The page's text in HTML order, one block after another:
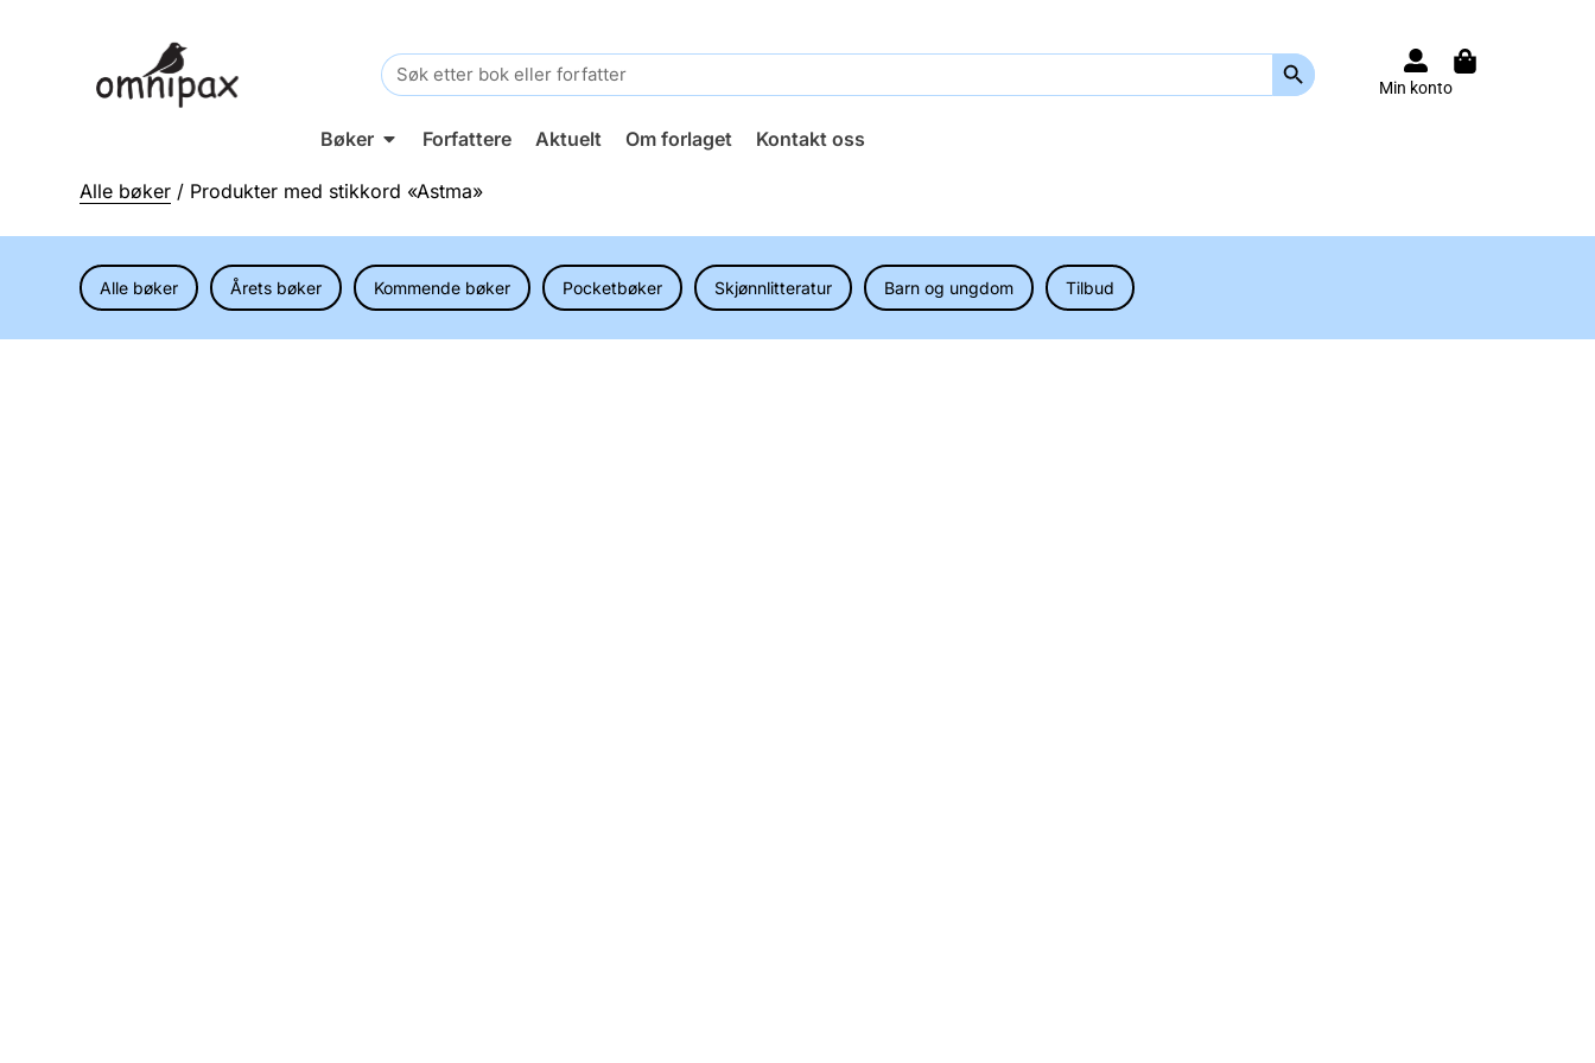
Search
for:
Search Button
Min konto
Bøker Forfattere Aktuelt Om forlaget Kontakt oss
Alle bøker / Produkter med stikkord «Astma»
Alle bøker Årets bøker Kommende bøker Pocketbøker Skjønnlitteratur Barn og ungdom Tilbud